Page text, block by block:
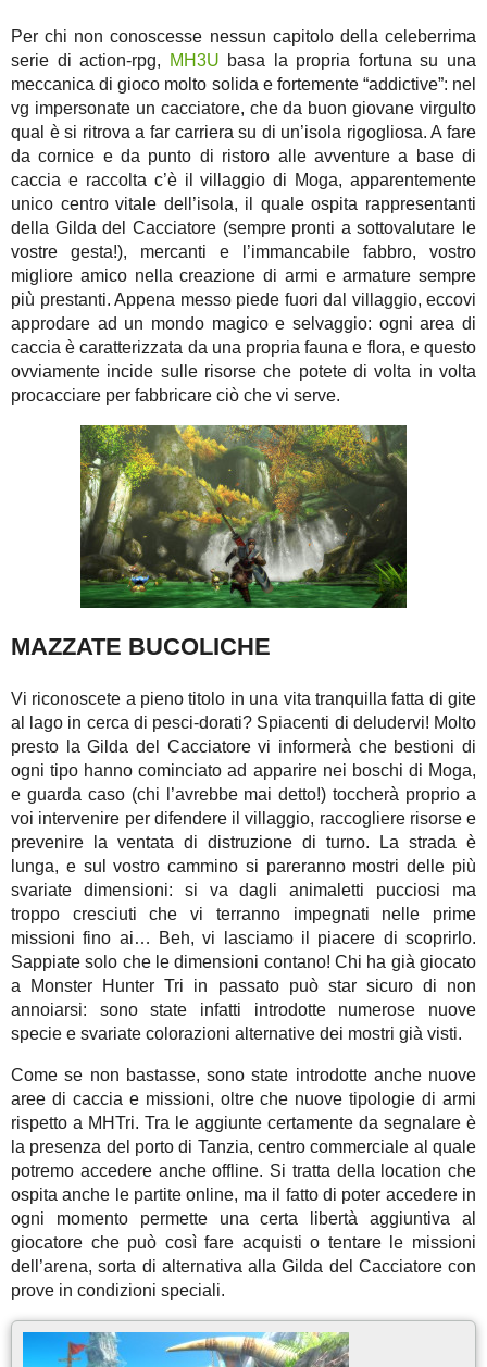
Per chi non conoscesse nessun capitolo della celeberrima
serie di action-rpg,
MH3U basa la propria fortuna su una
meccanica di gioco molto solida e fortemente “addictive”: nel
vg impersonate un cacciatore, che da buon giovane virgulto
qual è si ritrova a far carriera su di un’isola rigogliosa. A fare
da cornice e da punto di ristoro alle avventure a base di
caccia e raccolta c’è il villaggio di Moga, apparentemente
unico centro vitale dell’isola, il quale ospita rappresentanti
della Gilda del Cacciatore (sempre pronti a sottovalutare le
vostre gesta!), mercanti e l’immancabile fabbro, vostro
migliore amico nella creazione di armi e armature sempre
più prestanti. Appena messo piede fuori dal villaggio, eccovi
approdare ad un mondo magico e selvaggio: ogni area di
caccia è caratterizzata da una propria fauna e flora, e questo
ovviamente incide sulle risorse che potete di volta in volta
procacciare per fabbricare ciò che vi serve.
MAZZATE BUCOLICHE
Vi riconoscete a pieno titolo in una vita tranquilla fatta di gite
al lago in cerca di pesci-dorati? Spiacenti di deludervi! Molto
presto la Gilda del Cacciatore vi informerà che bestioni di
ogni tipo hanno cominciato ad apparire nei boschi di Moga,
e guarda caso (chi l’avrebbe mai detto!) toccherà proprio a
voi intervenire per difendere il villaggio, raccogliere risorse e
prevenire la ventata di distruzione di turno. La strada è
lunga, e sul vostro cammino si pareranno mostri delle più
svariate dimensioni: si va dagli animaletti pucciosi ma
troppo cresciuti che vi terranno impegnati nelle prime
missioni fino ai… Beh, vi lasciamo il piacere di scoprirlo.
Sappiate solo che le dimensioni contano! Chi ha già giocato
a Monster Hunter Tri in passato può star sicuro di non
annoiarsi: sono state infatti introdotte numerose nuove
specie e svariate colorazioni alternative dei mostri già visti.
Come se non bastasse, sono state introdotte anche nuove
aree di caccia e missioni, oltre che nuove tipologie di armi
rispetto a MHTri. Tra le aggiunte certamente da segnalare è
la presenza del porto di Tanzia, centro commerciale al quale
potremo accedere anche offline. Si tratta della location che
ospita anche le partite online, ma il fatto di poter accedere in
ogni momento permette una certa libertà aggiuntiva al
giocatore che può così fare acquisti o tentare le missioni
dell’arena, sorta di alternativa alla Gilda del Cacciatore con
prove in condizioni speciali.